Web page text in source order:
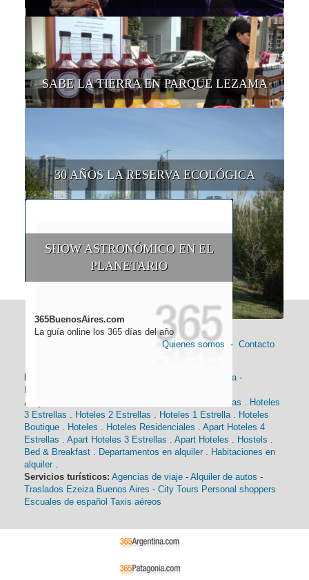
SABE LA TIERRA EN PARQUE LEZAMA
30 AÑOS LA RESERVA ECOLÓGICA
SHOW ASTRONÓMICO EN EL
PLANETARIO
365BuenosAires.com
La guía online los 365 días del año
Quienes somos - Contacto
Información general: Historia -
Distancias
Alojamiento:
Hoteles 4 Estrellas
Hoteles
3 Estrellas
Hoteles 2 Estrellas Hoteles 1 Estrella
Hoteles
Boutique
Hoteles Hoteles Residenciales
Apart Hoteles 4
Estrellas
Apart Hoteles 3 Estrellas Apart Hoteles Hostels
Bed & Breakfast
Departamentos en alquiler
Habitaciones en
alquiler
Servicios turísticos: Agencias de viaje - Alquiler de autos -
Traslados Ezeiza Buenos Aires - City Tours Personal shoppers
Escuales de español Taxis aéreos